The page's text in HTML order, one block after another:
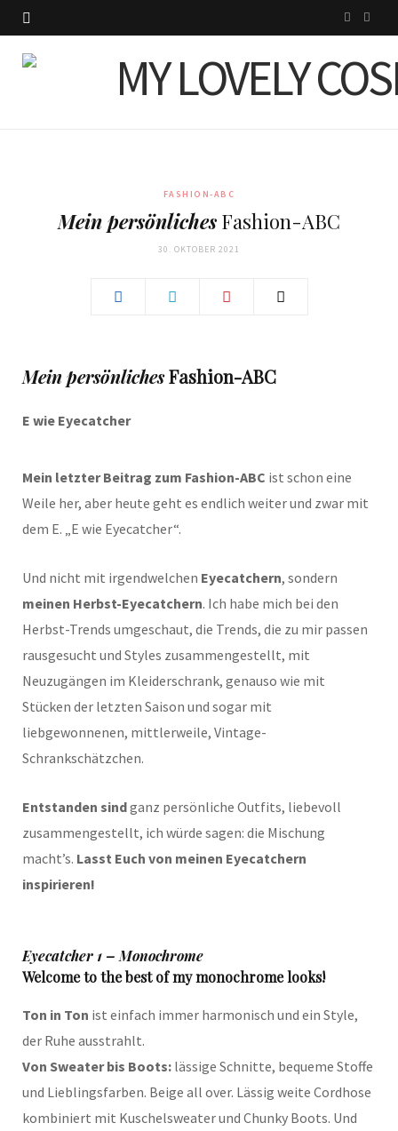
s n
FASHION-ABC
Mein persönliches Fashion-ABC
30. OKTOBER 2021
Mein persönlichesFashion-ABC
E wie Eyecatcher
Mein letzter Beitrag zum Fashion-ABC ist schon eine
Weile her, aber heute geht es endlich weiter und zwar mit
dem E. „E wie Eyecatcher“.
Und nicht mit irgendwelchen Eyecatchern, sondern
meinen Herbst-Eyecatchern. Ich habe mich bei den
Herbst-Trends umgeschaut, die Trends, die zu mir passen
rausgesucht und Styles zusammengestellt, mit
Neuzugängen im Kleiderschrank, genauso wie mit
Stücken der letzten Saison und sogar mit
liebgewonnenen, mittlerweile, Vintage-
Schrankschätzchen.
Entstanden sindganz persönliche Outfits, liebevoll
zusammengestellt, ich würde sagen: die Mischung
macht’s. Lasst Euch von meinen Eyecatchern
inspirieren!
Eyecatcher 1 – Monochrome
Welcome to the best of my monochrome looks!
Ton in Ton ist einfach immer harmonisch und ein Style,
der Ruhe ausstrahlt.
Von Sweater bis Boots: lässige Schnitte, bequeme Stoffe
und Lieblingsfarben. Beige all over. Lässig weite Cordhose
kombiniert mit Kuschelsweater und Chunky Boots. Und